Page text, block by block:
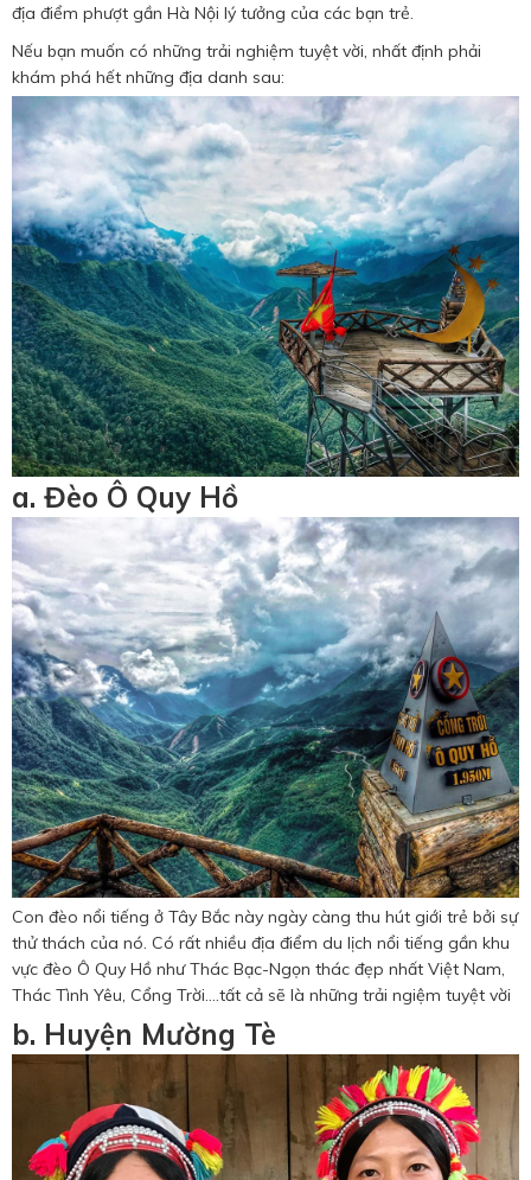
địa điểm phượt gần Hà Nội lý tưởng của các bạn trẻ.
Nếu bạn muốn có những trải nghiệm tuyệt vời, nhất định phải
khám phá hết những địa danh sau:
a. Đèo Ô Quy Hồ
Con đèo nổi tiếng ở Tây Bắc này ngày càng thu hút giới trẻ bởi sự
thử thách của nó. Có rất nhiều địa điểm du lịch nổi tiếng gần khu
vực đèo Ô Quy Hồ như Thác Bạc-Ngọn thác đẹp nhất Việt Nam,
Thác Tình Yêu, Cổng Trời....tất cả sẽ là những trải ngiệm tuyệt vời
b. Huyện Mường Tè